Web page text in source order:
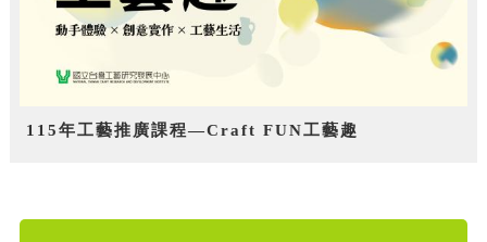
115年工藝推廣課程—Craft FUN工藝趣